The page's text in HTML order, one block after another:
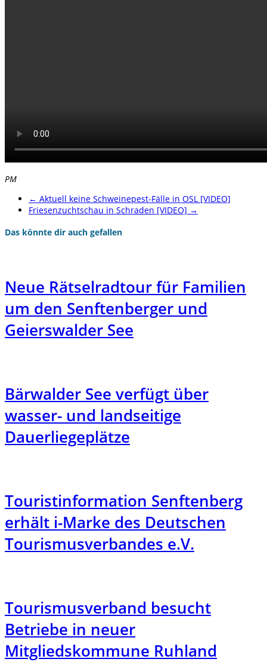
PM
← Aktuell keine Schweinepest-Fälle in OSL [VIDEO]
Friesenzuchtschau in Schraden [VIDEO] →
Das könnte dir auch gefallen
Neue Rätselradtour für Familien
um den Senftenberger und
Geierswalder See
Bärwalder See verfügt über
wasser- und landseitige
Dauerliegeplätze
Touristinformation Senftenberg
erhält i-Marke des Deutschen
Tourismusverbandes e.V.
Tourismusverband besucht
Betriebe in neuer
Mitgliedskommune Ruhland